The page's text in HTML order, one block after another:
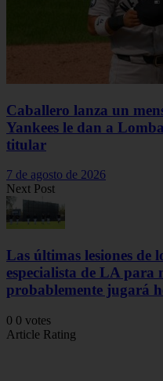
Caballero lanza un
Yankees le dan a
titular
7 de agosto de 2026
Next Post
Las últimas lesiones de
especialista de LA para
probablemente jugará
0 0 votes
Article Rating